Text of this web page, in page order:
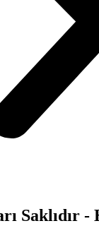
Saklıdır -